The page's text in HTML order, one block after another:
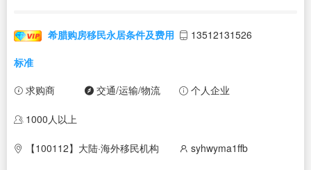
希腊购房移民永居条件及费用
标准
13512131526
求购商 交通/运输/物流 个人企业
1000人以上
【100112】大陆·海外移民机构 syhwyma1ffb